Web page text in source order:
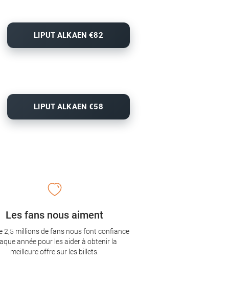
LIPUT ALKAEN €82
LIPUT ALKAEN €58
Les fans nous aiment
2,5 millions de fans nous font confiance
année pour les aider à obtenir la
meilleure offre sur les billets.